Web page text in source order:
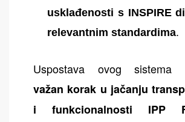
usklađenosti s INSPIRE
relevantnim standardima.
Uspostava ovog sistema
važan korak u jačanju
i funkcionalnosti IPP